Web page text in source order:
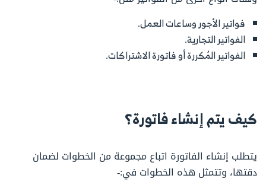
فواتير الأجور وساعات العمل.
الفواتير التجارية.
الفواتير المُكررة أو فاتورة الاشتراكات.
كيف يتم إنشاء فاتورة؟
يتطلب إنشاء الفاتورة اتباع مجموعة من الخطوات لضمان
دقتها، وتتمثل هذه الخطوات في:-